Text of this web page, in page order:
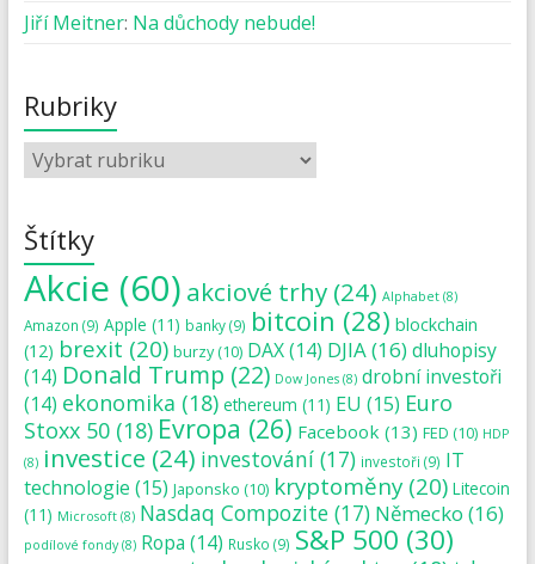
Jiří Meitner: Na důchody nebude!
Rubriky
Štítky
Akcie (60) akciové trhy(24) Alphabet(8)
Amazon (9) Apple (11) banky(9) bitcoin (28) blockchain
(12) brexit (20) burzy(10) DAX(14) DJIA(16)dluhopisy
(14) Donald Trump (22) Dow Jones(8) drobní investoři
(14) ekonomika (18) ethereum (11) EU (15) Euro
Stoxx 50(18) Evropa (26) Facebook (13) FED (10) HDP
(8) investice (24) investování(17) investoři (9) IT
technologie (15) Japonsko (10) kryptoměny(20) Litecoin
(11) Microsoft(8) Nasdaq Compozite(17) Německo (16)
podílové fondy(8) Ropa (14) Rusko (9) S&P 500 (30)